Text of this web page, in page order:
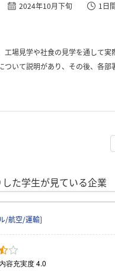
2024年10月下旬 1日
工場見学や社食の見学を通して実
て説明があり、その後、各部署を見
た学生が見ている企業
/航空/運輸]